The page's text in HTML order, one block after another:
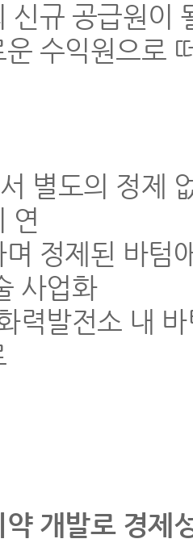
신규 공급원이
수익원으로
별도의 정제
연
정제된 바텀
사업화
력발전소 내
개발로 경제